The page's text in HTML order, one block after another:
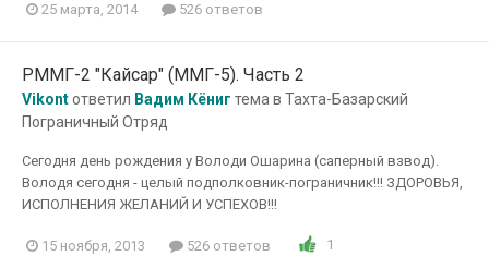
25 марта, 2014 526 ответов
РММГ-2 "Кайсар" (ММГ-5). Часть 2
Vikontответил Вадим Кёниг тема в Тахта-Базарский
Пограничный Отряд
Сегодня день рождения у Володи Ошарина (саперный взвод).
Володя сегодня - целый подполковник-пограничник!!! ЗДОРОВЬЯ,
ИСПОЛНЕНИЯ ЖЕЛАНИЙ И УСПЕХОВ!!!
15 ноября, 2013 526 ответов 1